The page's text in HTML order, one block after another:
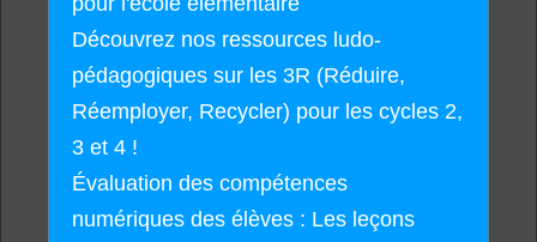
Découvrez nos ressources ludo-
pédagogiques sur les 3R (Réduire,
Réemployer, Recycler) pour les cycles 2,
3 et 4 !
Évaluation des compétences
numériques des élèves : Les leçons